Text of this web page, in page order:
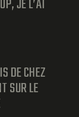
JE L’AI
DE CHEZ
SUR LE